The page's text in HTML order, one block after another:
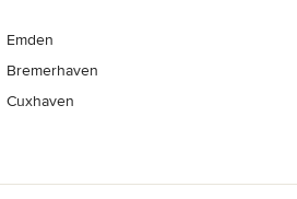
Emden
Bremerhaven
Cuxhaven